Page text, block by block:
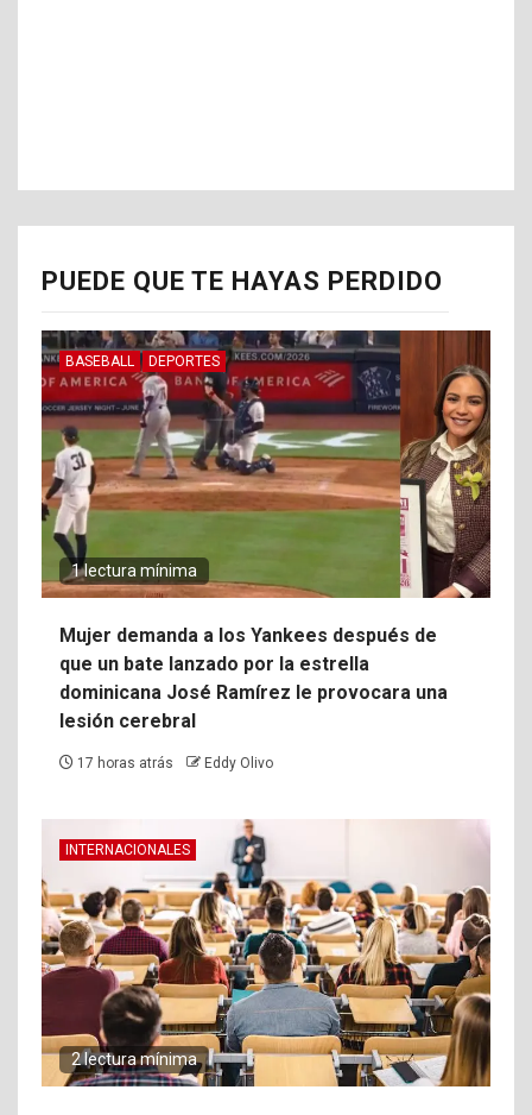
PUEDE QUE TE HAYAS PERDIDO
BASEBALL DEPORTES
1 lectura mínima
Mujer demanda a los Yankees después de
que un bate lanzado por la estrella
dominicana José Ramírez le provocara una
lesión cerebral
17 horas atrás Eddy Olivo
INTERNACIONALES
2 lectura mínima